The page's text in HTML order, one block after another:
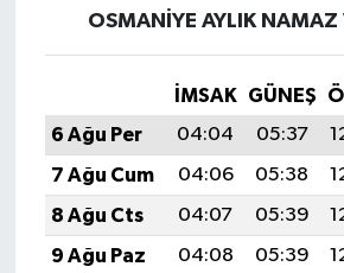
OSMANIYE AYLIK NAMAZ
İMSAK GÜNEŞ
6 Ağu Per
04:04 05:37
7 Ağu Cum
04:06 05:38
8 Ağu Cts
04:07 05:39
9 Ağu Paz
04:08 05:39